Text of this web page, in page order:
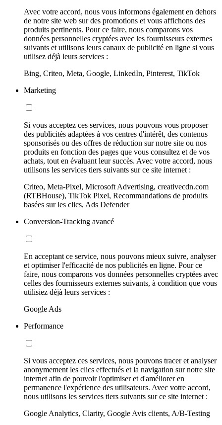
Avec votre accord, nous vous informons également en dehors
de notre site web sur des promotions et vous affichons des
produits pertinents. Pour ce faire, nous comparons vos
données personnelles cryptées avec les fournisseurs externes
suivants et utilisons leurs canaux de publicité en ligne si vous
utilisez déjà leurs services :
Bing, Criteo, Meta, Google, LinkedIn, Pinterest, TikTok
Marketing
Si vous acceptez ces services, nous pouvons vous proposer
des publicités adaptées à vos centres d'intérêt, des contenus
sponsorisés ou des offres de réduction sur notre site ou nos
produits en fonction des pages que vous consultez et de vos
achats, tout en évaluant leur succès. Avec votre accord, nous
utilisons les services tiers suivants sur ce site internet :
Criteo, Meta-Pixel, Microsoft Advertising, creativecdn.com
(RTBHouse), TikTok Pixel, Recommandations de produits
basées sur les clics, Ads Defender
Conversion-Tracking avancé
En acceptant ce service, nous pouvons mieux suivre, analyser
et optimiser l'efficacité de nos publicités en ligne. Pour ce
faire, nous comparons vos données personnelles cryptées avec
celles des fournisseurs externes suivants, à condition que vous
utilisiez déjà leurs services :
Google Ads
Performance
Si vous acceptez ces services, nous pouvons tracer et analyser
anonymement les clics effectués et la navigation sur notre site
internet afin de pouvoir l'optimiser et d'améliorer en
permanence l'expérience des utilisateurs. Avec votre accord,
nous utilisons les services tiers suivants sur ce site internet :
Google Analytics, Clarity, Google Avis clients, A/B-Testing